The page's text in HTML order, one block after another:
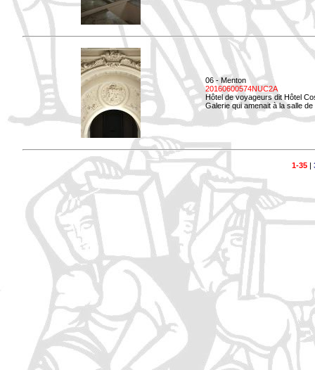
06 - Menton
20160600574NUC2A
Hôtel de voyageurs dit Hôtel
Galerie qui amenait à la salle
1-35|